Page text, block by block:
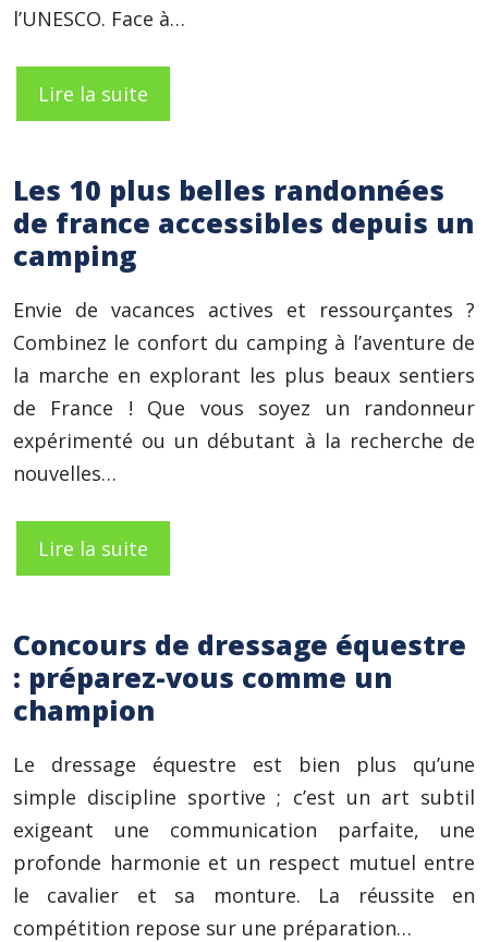
l’UNESCO. Face à…
Lire la suite
Les 10 plus belles randonnées
de france accessibles depuis un
camping
Envie de vacances actives et ressourçantes ?
Combinez le confort du camping à l’aventure de
la marche en explorant les plus beaux sentiers
de France ! Que vous soyez un randonneur
expérimenté ou un débutant à la recherche de
nouvelles…
Lire la suite
Concours de dressage équestre
: préparez-vous comme un
champion
Le dressage équestre est bien plus qu’une
simple discipline sportive ; c’est un art subtil
exigeant une communication parfaite, une
profonde harmonie et un respect mutuel entre
le cavalier et sa monture. La réussite en
compétition repose sur une préparation…